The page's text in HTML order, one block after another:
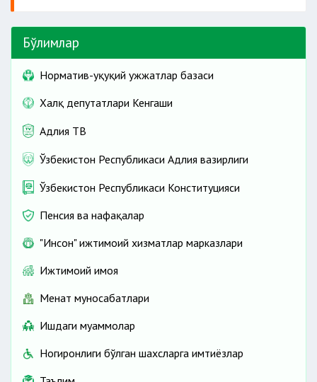
Бўлимлар
Норматив-ҳуқуқий ҳужжатлар базаси
Халқ депутатлари Кенгаши
Адлия ТВ
Ўзбекистон Республикаси Адлия вазирлиги
Ўзбекистон Республикаси Конституцияси
Пенсия ва нафақалар
"Инсон" ижтимоий хизматлар марказлари
Ижтимоий ҳимоя
Меҳнат муносабатлари
Ишдаги муаммолар
Ногиронлиги бўлган шахсларга имтиёзлар